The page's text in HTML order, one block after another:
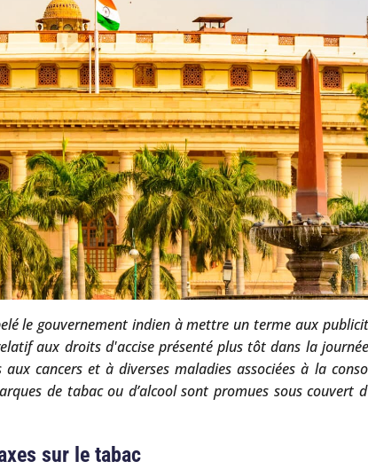
le gouvernement indien à mettre un terme aux
aux droits d'accise présenté plus tôt dans la
cancers et à diverses maladies associées à la
de tabac ou d’alcool sont promues sous couvert
sur le tabac